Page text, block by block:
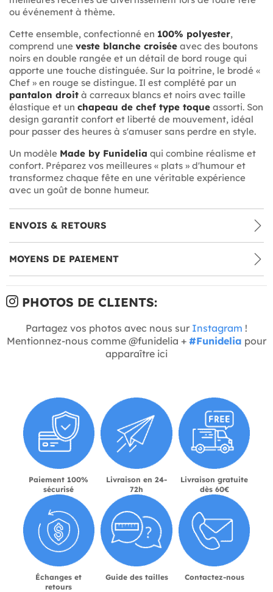
ou événement à thème.
Cette ensemble, confectionné en 100% polyester,
comprend une veste blanche croisée avec des boutons
noirs en double rangée et un détail de bord rouge qui
apporte une touche distinguée. Sur la poitrine, le brodé «
Chef » en rouge se distingue. Il est complété par un
pantalon droit à carreaux blancs et noirs avec taille
élastique et un chapeau de chef type toque assorti. Son
design garantit confort et liberté de mouvement, idéal
pour passer des heures à s'amuser sans perdre en style.
Un modèle Made by Funidelia qui combine réalisme et
confort. Préparez vos meilleures « plats » d'humour et
transformez chaque fête en une véritable expérience
avec un goût de bonne humeur.
ENVOIS & RETOURS
MOYENS DE PAIEMENT
PHOTOS DE CLIENTS:
Partagez vos photos avec nous sur Instagram !
Mentionnez-nous comme @funidelia + #Funidelia pour
apparaître ici
Paiement 100%
sécurisé
Livraison en 24-
72h
Livraison gratuite
dès 60€
Échanges et
retours
Guide des tailles Contactez-nous